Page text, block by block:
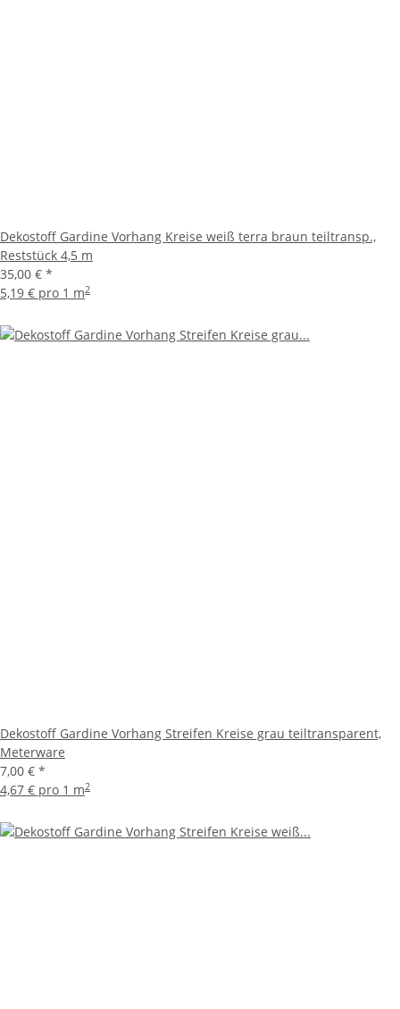
Dekostoff Gardine Vorhang Kreise weiß terra braun teiltransp.,
Reststück 4,5 m
35,00 € *
5,19 € pro 1 m2
Dekostoff Gardine Vorhang Streifen Kreise grau teiltransparent,
Meterware
7,00 € *
4,67 € pro 1 m2